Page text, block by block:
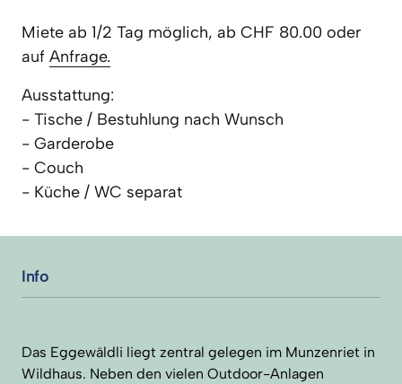
Miete ab 1/2 Tag möglich, ab CHF 80.00 oder
auf Anfrage.
Ausstattung:
- Tische / Bestuhlung nach Wunsch
- Garderobe
- Couch
- Küche / WC separat
Info
Das Eggewäldli liegt zentral gelegen im Munzenriet in
Wildhaus. Neben den vielen Outdoor-Anlagen